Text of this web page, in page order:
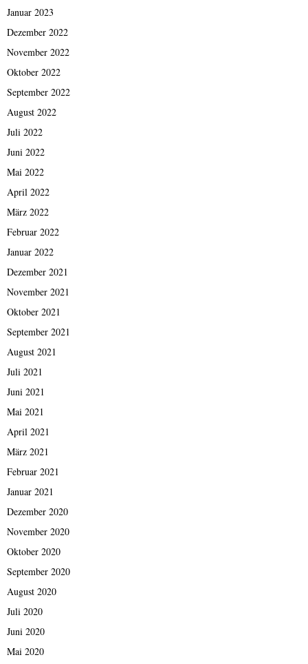
Januar 2023
Dezember 2022
November 2022
Oktober 2022
September 2022
August 2022
Juli 2022
Juni 2022
Mai 2022
April 2022
März 2022
Februar 2022
Januar 2022
Dezember 2021
November 2021
Oktober 2021
September 2021
August 2021
Juli 2021
Juni 2021
Mai 2021
April 2021
März 2021
Februar 2021
Januar 2021
Dezember 2020
November 2020
Oktober 2020
September 2020
August 2020
Juli 2020
Juni 2020
Mai 2020